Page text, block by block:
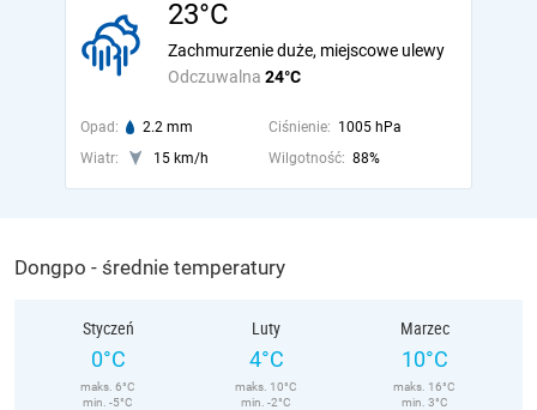
23°C
Odczuwalna 24°C
Zachmurzenie duże, miejscowe ulewy
Opad: 2.2 mm Ciśnienie: 1005 hPa
Wiatr:
15 km/h Wilgotność: 88%
Dongpo - średnie temperatury
Styczeń
0°C
maks. 6°C
min. -5°C
Luty
4°C
maks. 10°C
min. -2°C
Marzec
10°C
maks. 16°C
min. 3°C